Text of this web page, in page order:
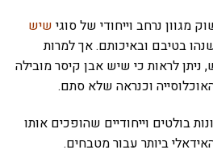
מגוון נרחב וייחודי של סוגי שיש
בטיבם ובאיכותם. אך למרות
לראות כי שיש אבן קיסר מובילה
וכנראה שלא סתם.
בולטים וייחודיים שהופכים אותו
ביותר עבור מטבחים.